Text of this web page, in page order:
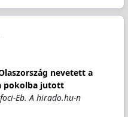
nevetett a
pokolba jutott
Eb. A hirado.hu-n